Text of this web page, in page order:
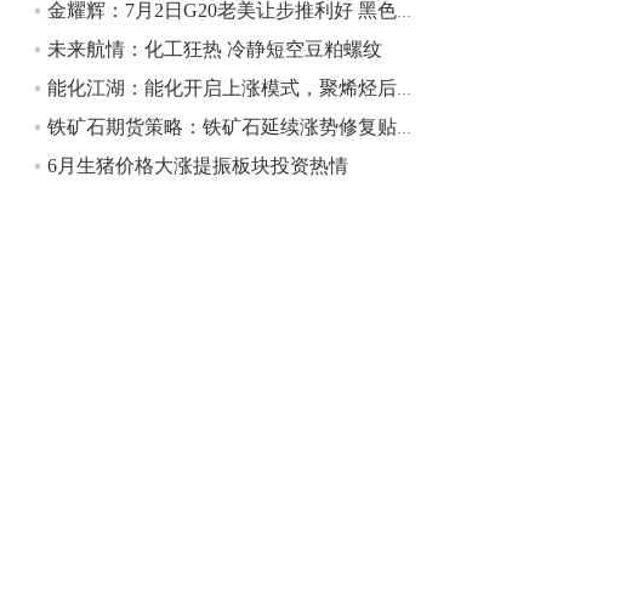
2.5%，棕榈油涨近2%，菜粕涨1.54%。
10:17
【研报精选】国内期货机构对8月5日的原
油期货走势预测
金耀辉：7月2日G20老美让步推利好 黑色再临第二春
未来航情：化工狂热 冷静短空豆粕螺纹
能化江湖：能化开启上涨模式，聚烯烃后市走向如何？
铁矿石期货策略：铁矿石延续涨势修复贴水 资金借势减仓
6月生猪价格大涨提振板块投资热情